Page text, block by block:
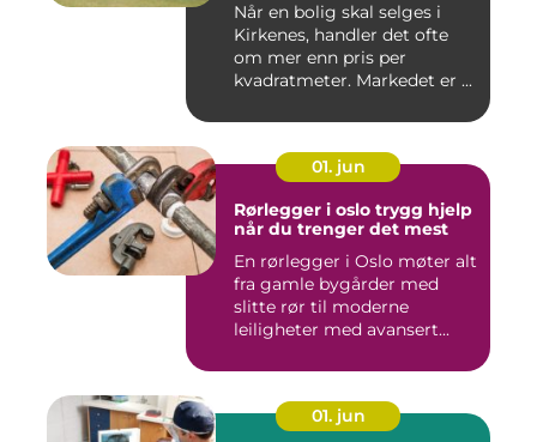
Når en bolig skal selges i
Kirkenes, handler det ofte
om mer enn pris per
kvadratmeter. Markedet er ...
01. jun
Rørlegger i oslo trygg hjelp
når du trenger det mest
En rørlegger i Oslo møter alt
fra gamle bygårder med
slitte rør til moderne
leiligheter med avansert...
01. jun